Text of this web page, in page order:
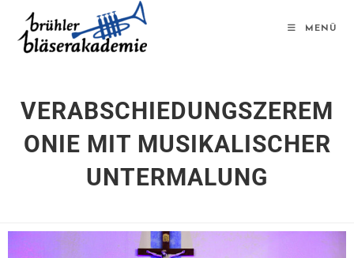
MENÜ
VERABSCHIEDUNGSZEREM
ONIE MIT MUSIKALISCHER
UNTERMALUNG